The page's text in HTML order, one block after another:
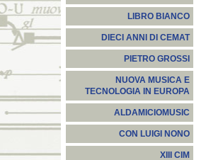
LIBRO BIANCO
DIECI ANNI DI CEMAT
PIETRO GROSSI
NUOVA MUSICA E
TECNOLOGIA IN EUROPA
ALDAMICIOMUSIC
CON LUIGI NONO
XIII CIM